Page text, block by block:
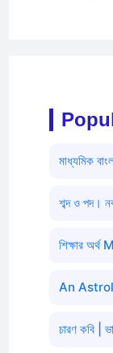
মাধ্যমিক
শব্দ ও পদ।
শিক্ষার
An
চারণ কবি |